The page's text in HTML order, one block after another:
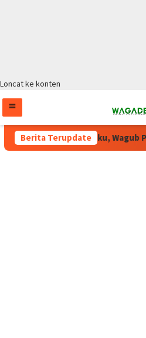
Loncat ke konten
Berita Terupdate
Masih Berlaku, Wagub